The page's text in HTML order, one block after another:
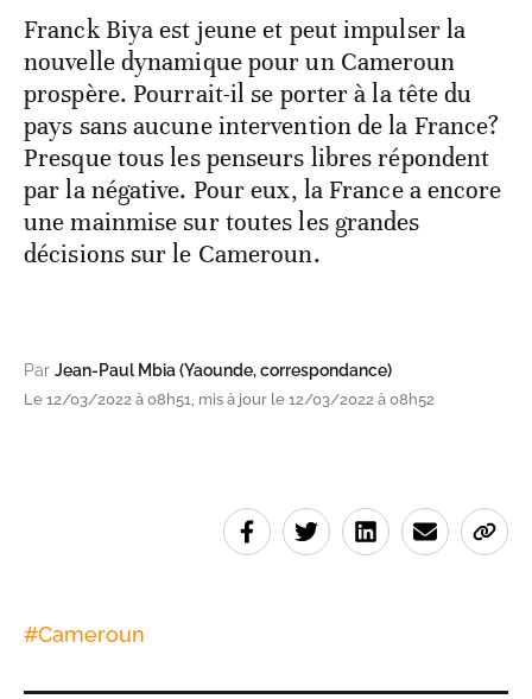
Franck Biya est jeune et peut impulser la
nouvelle dynamique pour un Cameroun
prospère. Pourrait-il se porter à la tête du
pays sans aucune intervention de la France?
Presque tous les penseurs libres répondent
par la négative. Pour eux, la France a encore
une mainmise sur toutes les grandes
décisions sur le Cameroun.
Par Jean-Paul Mbia (Yaounde, correspondance)
Le 12/03/2022 à 08h51, mis à jour le 12/03/2022 à 08h52
#Cameroun